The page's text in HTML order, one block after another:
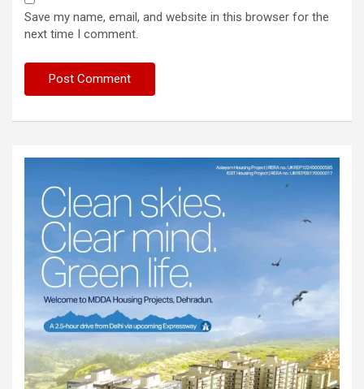
Save my name, email, and website in this browser for the
next time I comment.